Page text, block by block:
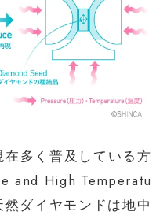
多く普及している方
and High Temperatu
ダイヤモンドは地中